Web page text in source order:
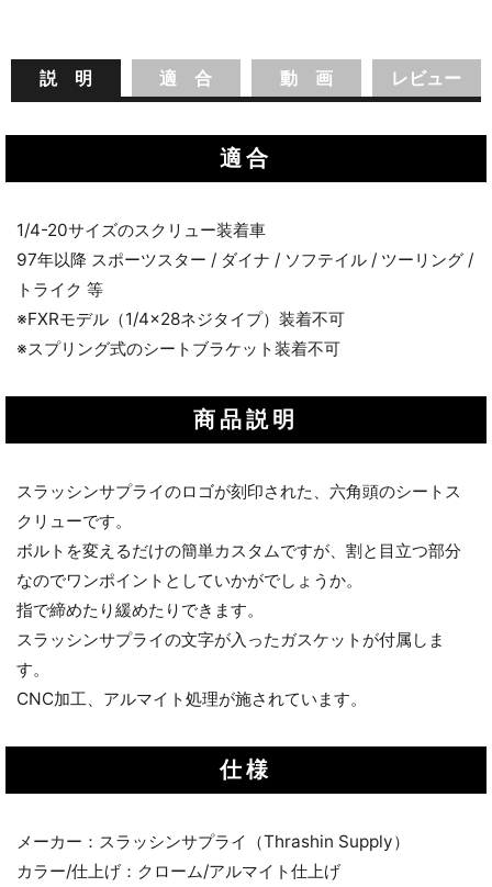
説 明 適 合 動 画 レビュー
適合
1/4-20サイズのスクリュー装着車
97年以降 スポーツスター / ダイナ / ソフテイル / ツーリング /
トライク 等
※FXRモデル（1/4×28ネジタイプ）装着不可
※スプリング式のシートブラケット装着不可
商品説明
スラッシンサプライのロゴが刻印された、六角頭のシートス
クリューです。
ボルトを変えるだけの簡単カスタムですが、割と目立つ部分
なのでワンポイントとしていかがでしょうか。
指で締めたり緩めたりできます。
スラッシンサプライの文字が入ったガスケットが付属しま
す。
CNC加工、アルマイト処理が施されています。
仕様
メーカー：スラッシンサプライ（Thrashin Supply）
カラー/仕上げ：クローム/アルマイト仕上げ